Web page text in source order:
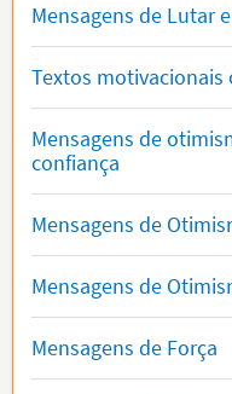
Mensagens de Lutar
Textos motivacionais
Mensagens de
confiança
Mensagens de
Mensagens de
Mensagens de Força